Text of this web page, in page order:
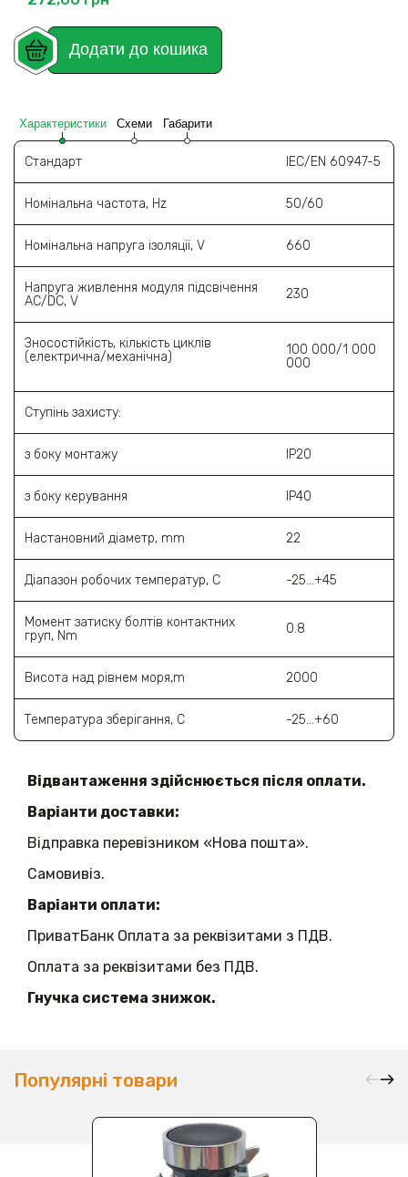
Додати до кошика
Характеристики Схеми Габарити
Стандарт IEC/EN 60947-5
Номінальна частота, Hz 50/60
Номінальна напруга ізоляції, V 660
Напруга живлення модуля підсвічення
AC/DC, V
230
Зносостійкість, кількість циклів
(електрична/механічна)
100 000/1 000
000
Ступінь захисту:
з боку монтажу IP20
з боку керування IP40
Настановний діаметр, mm 22
Діапазон робочих температур, С -25...+45
Момент затиску болтів контактних
груп, Nm
0.8
Висота над рівнем моря,m 2000
Температура зберігання, С -25...+60
Відвантаження здійснюється після оплати.
Варіанти доставки:
Відправка перевізником «Нова пошта».
Самовивіз.
Варіанти оплати:
ПриватБанк Оплата за реквізитами з ПДВ.
Оплата за реквізитами без ПДВ.
Гнучка система знижок.
Популярні товари